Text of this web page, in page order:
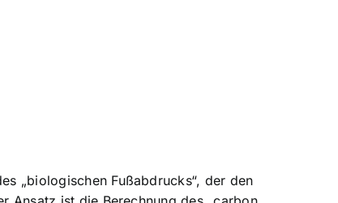
„biologischen Fußabdrucks“, der den